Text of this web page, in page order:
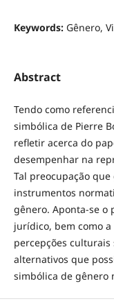
Keywords: Gênero,
Abstract
Tendo como
simbólica de Pierre
refletir acerca do
desempenhar na
Tal preocupação
instrumentos
gênero. Aponta-se o
jurídico, bem como a
percepções
alternativos que
simbólica de gênero